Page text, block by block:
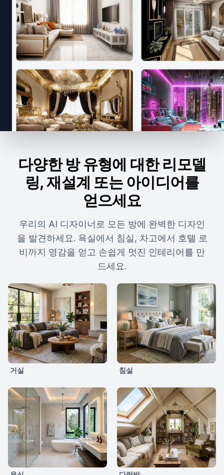
다양한 방 유형에 대한 리모델
링, 재설계 또는 아이디어를
얻으세요
우리의 AI 디자이너로 모든 방에 완벽한 디자인
을 발견하세요. 욕실에서 침실, 차고에서 호텔 로
비까지 영감을 얻고 손쉽게 멋진 인테리어를 만
드세요.
거실 침실